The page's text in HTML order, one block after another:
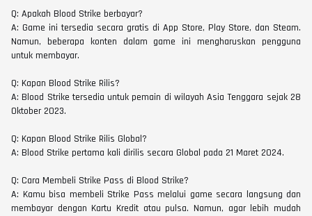
Q: Apakah Blood Strike berbayar?
A: Game ini tersedia secara gratis di App Store, Play Store, dan Steam.
Namun, beberapa konten dalam game ini mengharuskan pengguna
untuk membayar.
Q: Kapan Blood Strike Rilis?
A: Blood Strike tersedia untuk pemain di wilayah Asia Tenggara sejak 28
Oktober 2023.
Q: Kapan Blood Strike Rilis Global?
A: Blood Strike pertama kali dirilis secara Global pada 21 Maret 2024.
Q: Cara Membeli Strike Pass di Blood Strike?
A: Kamu bisa membeli Strike Pass melalui game secara langsung dan
membayar dengan Kartu Kredit atau pulsa. Namun, agar lebih mudah